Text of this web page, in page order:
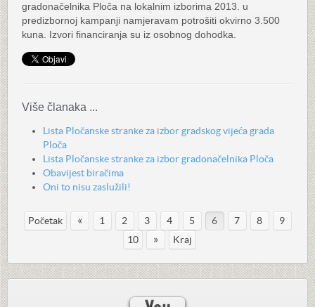
gradonačelnika Ploča na lokalnim izborima 2013. u
predizbornoj kampanji namjeravam potrošiti okvirno 3.500
kuna. Izvori financiranja su iz osobnog dohodka.
Više članaka ...
Lista Pločanske stranke za izbor gradskog vijeća grada
Ploča
Lista Pločanske stranke za izbor gradonačelnika Ploča
Obavijest biračima
Oni to nisu zaslužili!
Početak « 1 2 3 4 5 6 7 8
9
10
» Kraj